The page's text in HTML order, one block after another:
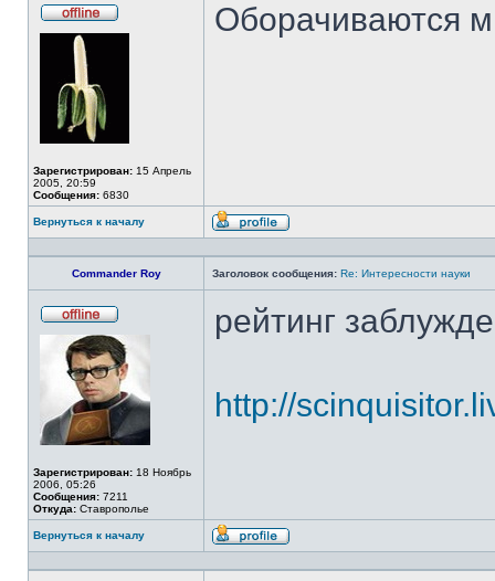
Зарегистрирован: 15 Апрель
2005, 20:59
Сообщения: 6830
Оборачиваются
Вернуться к началу
Профиль
Commander Roy Заголовок сообщения: Re: Интересности науки
в
сети
Зарегистрирован: 18 Ноябрь
2006, 05:26
Сообщения: 7211
Откуда: Ставрополье
рейтинг
http://
Вернуться к началу
Профиль